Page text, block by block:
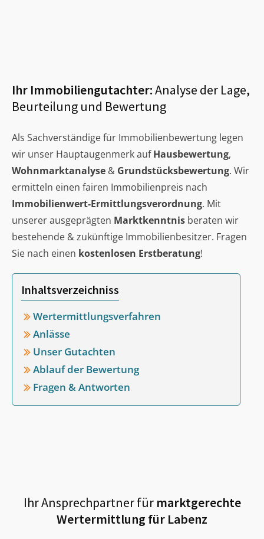
Ihr Immobiliengutachter:Analyse der Lage,
Beurteilung und Bewertung
Als Sachverständige für Immobilienbewertung legen
wir unser Hauptaugenmerk aufHausbewertung,
Wohnmarktanalyse & Grundstücksbewertung. Wir
ermitteln einen fairen Immobilienpreis nach
Immobilienwert-Ermittlungsverordnung. Mit
unserer ausgeprägten Marktkenntnis beraten wir
bestehende & zukünftige Immobilienbesitzer. Fragen
Sie nach einen kostenlosen Erstberatung!
Inhaltsverzeichniss
Wertermittlungsverfahren
Anlässe
Unser Gutachten
Ablauf der Bewertung
Fragen & Antworten
Ihr Ansprechpartner fürmarktgerechte
Wertermittlung für Labenz